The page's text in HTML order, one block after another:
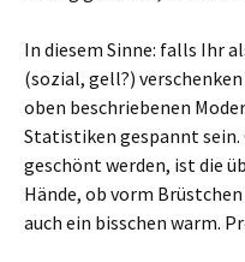
In diesem Sinne: falls Ihr
(sozial, gell?)
oben beschriebenen
Statistiken gespannt sein.
geschönt werden, ist die
Hände, ob vorm
auch ein bisschen warm.